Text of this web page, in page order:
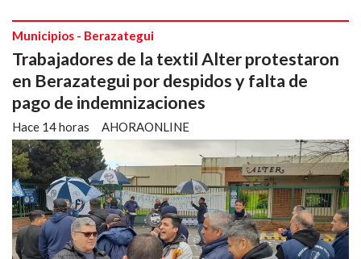
Trabajadores de la textil Alter protestaron
en Berazategui por despidos y falta de
pago de indemnizaciones
AHORAONLINE
Municipios - Berazategui
Hace 14 horas